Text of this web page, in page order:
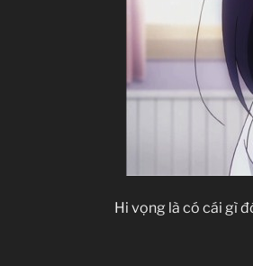
Hi vọng là có cái gì